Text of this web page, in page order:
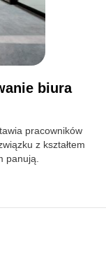
biura
pracowników
z kształtem
panują.